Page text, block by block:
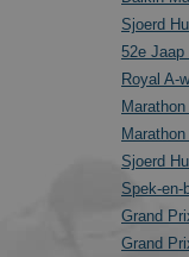
Sjoerd
52e Jaap
Royal A-
Sjoerd
Spek-en-
Grand
Grand